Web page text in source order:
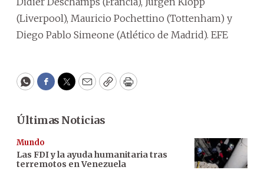
(Liverpool), Mauricio Pochettino (Tottenham) y
Diego Pablo Simeone (Atlético de Madrid). EFE
WhatsApp
Facebook
Twitter
EmailCopyPrint
Últimas Noticias
Mundo
Las FDI y la ayuda humanitaria tras
terremotos en Venezuela